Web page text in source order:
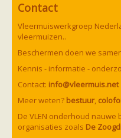
Knelpunten in
Vleermuis
vleermuiskasten
Meedoen
Regionale of
Jeugd
Landelijke
Ik wil graag mee op
Contact
Vleermuiswerkgroep
vleermuizen..
Beschermen doen we
Kennis - informatie -
Contact: info@vleermuis.net
Meer weten? bestuur,
De VLEN onderhoud
organisaties zoals De